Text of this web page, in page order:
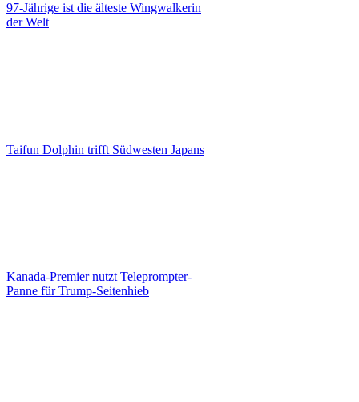
97-Jährige ist die älteste Wingwalkerin
der Welt
Taifun Dolphin trifft Südwesten Japans
Kanada-Premier nutzt Teleprompter-
Panne für Trump-Seitenhieb